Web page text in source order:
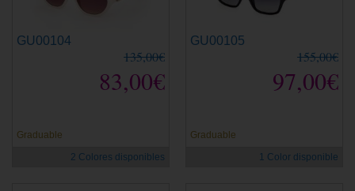
GU00104
135,00€
83,00€
Graduable
2 Colores disponibles
GU00105
155,00€
97,00€
Graduable
1 Color disponible